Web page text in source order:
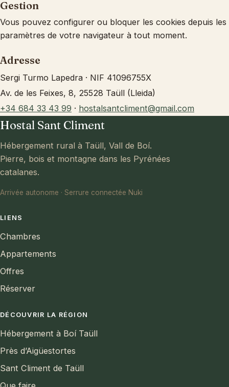
Gestion
Vous pouvez configurer ou bloquer les cookies depuis les
paramètres de votre navigateur à tout moment.
Adresse
Sergi Turmo Lapedra · NIF 41096755X
Av. de les Feixes, 8, 25528 Taüll (Lleida)
+34 684 33 43 99 · hostalsantcliment@gmail.com
Hostal Sant Climent
Hébergement rural à Taüll, Vall de Boí.
Pierre, bois et montagne dans les Pyrénées
catalanes.
Arrivée autonome · Serrure connectée Nuki
LIENS
Chambres
Appartements
Offres
Réserver
DÉCOUVRIR LA RÉGION
Hébergement à Boí Taüll
Près d’Aigüestortes
Sant Climent de Taüll